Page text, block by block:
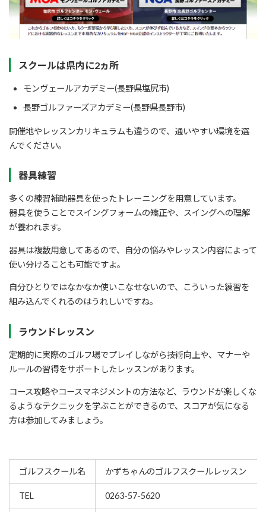
スクールは県内に2ヵ所
モンヴェールアカデミー(長野県塩尻市)
長野ゴルファーズアカデミー(長野県長野市)
開催地やレッスンカリキュラムも違うので、通いやすい環境を選
んでください。
器具練習
多くの練習補助器具を使ったトレーニングを用意しています。
器具を使うことでスイングフォームの矯正や、スイングへの理解
が養われます。
器具は複数用意してあるので、自分の悩みやレッスン内容によって
使い分けることも可能ですよ。
自分ひとりではなかなか使いこなせないので、こういった練習を
組み込んでくれるのはうれしいですね。
ラウンドレッスン
定期的に実際のゴルフ場でプレイしながら技術向上や、マナーや
ルールの習得をサポートしたレッスンがあります。
コース攻略やコースマネジメントの方法など、ラウンドが楽しくな
るようなテクニックを学ぶことができるので、スコアが気になる
方は参加してみましょう。
ゴルフスクール名 かずちゃんのゴルフスクールレッスン
TEL 0263-57-5620